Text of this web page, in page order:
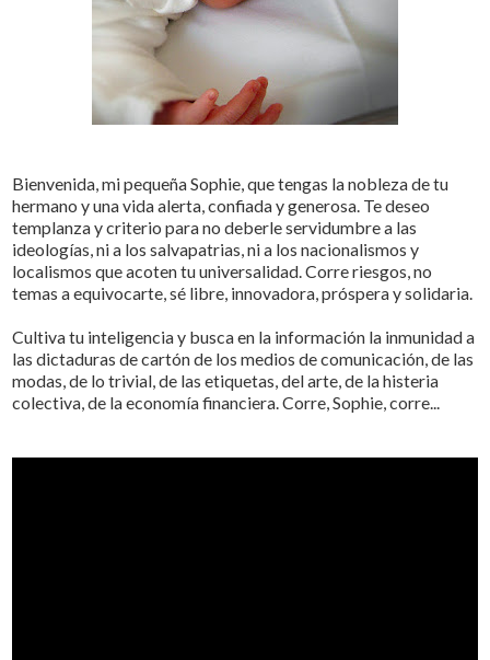
Bienvenida, mi pequeña Sophie, que tengas la nobleza de tu
hermano y una vida alerta, confiada y generosa. Te deseo
templanza y criterio para no deberle servidumbre a las
ideologías, ni a los salvapatrias, ni a los nacionalismos y
localismos que acoten tu universalidad. Corre riesgos, no
temas a equivocarte, sé libre, innovadora, próspera y solidaria.
Cultiva tu inteligencia y busca en la información la inmunidad a
las dictaduras de cartón de los medios de comunicación, de las
modas, de lo trivial, de las etiquetas, del arte, de la histeria
colectiva, de la economía financiera. Corre, Sophie, corre...